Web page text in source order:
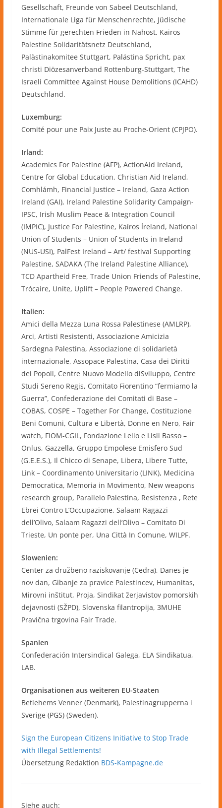
Gesellschaft, Freunde von Sabeel Deutschland,
Internationale Liga für Menschenrechte, Jüdische
Stimme für gerechten Frieden in Nahost, Kairos
Palestine Solidaritätsnetz Deutschland,
Palästinakomitee Stuttgart, Palästina Spricht, pax
christi Diözesanverband Rottenburg-Stuttgart, The
Israeli Committee Against House Demolitions (ICAHD)
Deutschland.
Luxemburg:
Comité pour une Paix Juste au Proche-Orient (CPJPO).
Irland:
Academics For Palestine (AFP), ActionAid Ireland,
Centre for Global Education, Christian Aid Ireland,
Comhlámh, Financial Justice – Ireland, Gaza Action
Ireland (GAI), Ireland Palestine Solidarity Campaign-
IPSC, Irish Muslim Peace & Integration Council
(IMPIC), Justice For Palestine, Kaíros Íreland, National
Union of Students – Union of Students in Ireland
(NUS-USI), PalFest Ireland – Art/ festival Supporting
Palestine, SADAKA (The Ireland Palestine Alliance),
TCD Apartheid Free, Trade Union Friends of Palestine,
Trócaire, Unite, Uplift – People Powered Change.
Italien:
Amici della Mezza Luna Rossa Palestinese (AMLRP),
Arci, Artisti Resistenti, Associazione Amicizia
Sardegna Palestina, Associazione di solidarietà
internazionale, Assopace Palestina, Casa dei Diritti
dei Popoli, Centre Nuovo Modello diSviluppo, Centre
Studi Sereno Regis, Comitato Fiorentino “fermiamo la
Guerra”, Confederazione dei Comitati di Base –
COBAS, COSPE – Together For Change, Costituzione
Beni Comuni, Cultura e Libertà, Donne en Nero, Fair
watch, FIOM-CGIL, Fondazione Lelio e Lisli Basso –
Onlus, Gazzella, Gruppo Empolese Emisfero Sud
(G.E.E.S.), Il Chicco di Senape, Libera, Libere Tutte,
Link – Coordinamento Universitario (LINK), Medicina
Democratica, Memoria in Movimento, New weapons
research group, Parallelo Palestina, Resistenza , Rete
Ebrei Contro L’Occupazione, Salaam Ragazzi
dell’Olivo, Salaam Ragazzi dell’Olivo – Comitato Di
Trieste, Un ponte per, Una Città In Comune, WILPF.
Slowenien:
Center za družbeno raziskovanje (Cedra), Danes je
nov dan, Gibanje za pravice Palestincev, Humanitas,
Mirovni inštitut, Proja, Sindikat žerjavistov pomorskih
dejavnosti (SŽPD), Slovenska filantropija, 3MUHE
Pravična trgovina Fair Trade.
Spanien
Confederación Intersindical Galega, ELA Sindikatua,
LAB.
Organisationen aus weiteren EU-Staaten
Betlehems Venner (Denmark), Palestinagrupperna i
Sverige (PGS) (Sweden).
Sign the European Citizens Initiative to Stop Trade
with Illegal Settlements!
Übersetzung Redaktion BDS-Kampagne.de
Siehe auch: